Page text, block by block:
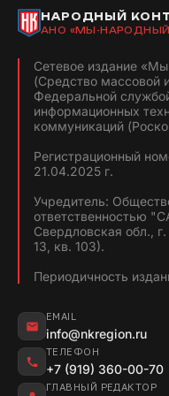
НАРОДНЫЙ
АНО «МЫ-НАРОДНЫЙ
Сетевое издание
(Средство массовой
Федеральной
информационных
коммуникаций
Регистрационный
21.04.2025 г.
Учредитель:
ответственностью
Свердловская обл.,
13, кв. 103).
Периодичность
EMAIL
info@nkregion.ru
ТЕЛЕФОН
+7 (919) 360-00-70
ГЛАВНЫЙ РЕДАКТОР